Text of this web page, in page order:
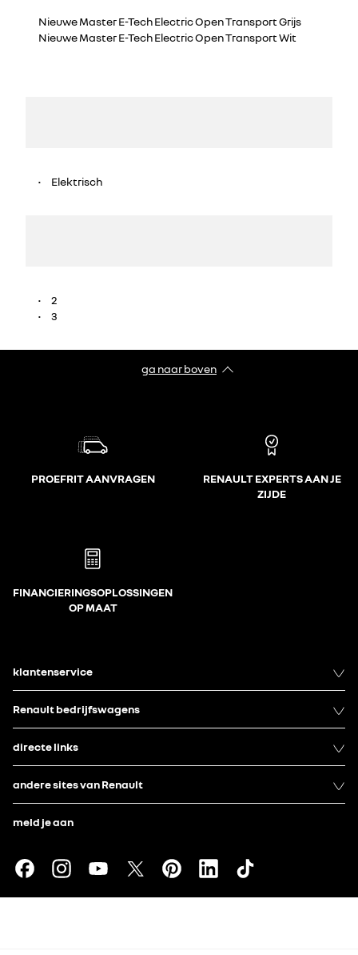
Nieuwe Master E-Tech Electric Open Transport Grijs
Nieuwe Master E-Tech Electric Open Transport Wit
Elektrisch
2
3
ga naar boven
PROEFRIT AANVRAGEN
RENAULT EXPERTS AAN JE
ZIJDE
FINANCIERINGSOPLOSSINGEN
OP MAAT
klantenservice
Renault bedrijfswagens
directe links
andere sites van Renault
meld je aan